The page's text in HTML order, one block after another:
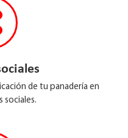
de tu panadería en
sociales.